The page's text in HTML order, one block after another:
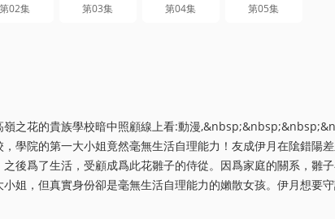
第02集 第03集 第04集 第05集
嶺之花的貴族學校暗中照顧線上看:動漫
學院的第一大小姐竟然毫無生活自理能力！友成伊月在隂錯陽
後爲了生活，受顧成爲此花雛子的侍從。因爲家庭的關系，雛
姐，但真實身份卻是毫無生活自理能力的嬾散女孩。伊月想要